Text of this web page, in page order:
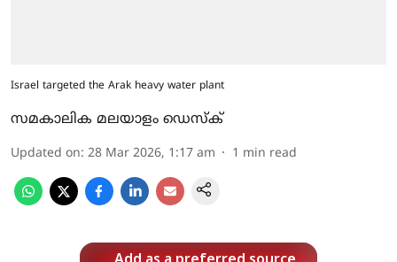
Israel targeted the Arak heavy water plant
സമകാലിക മലയാളം ഡെസ്ക്
Updated on: 28 Mar 2026, 1:17 am 1 min read